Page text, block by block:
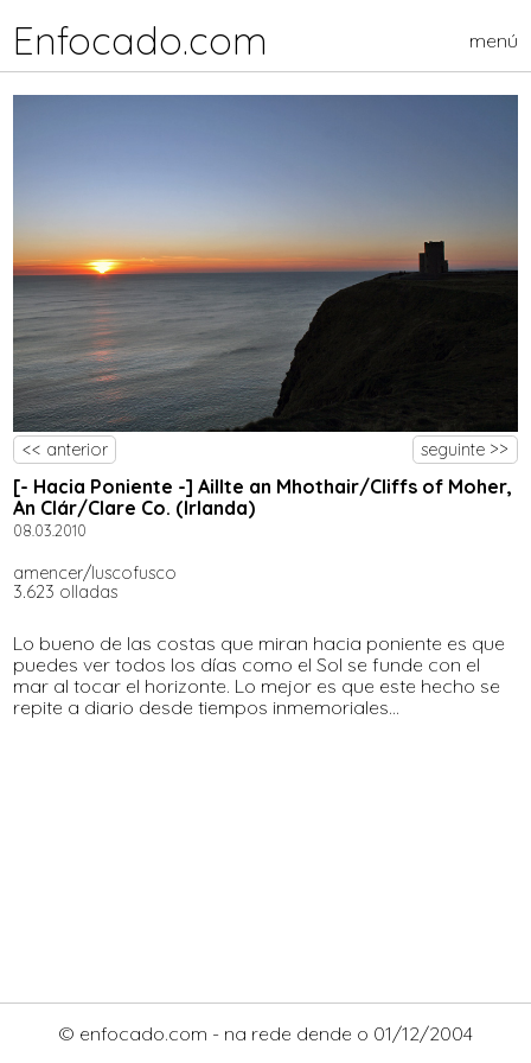
Enfocado.com menú
<< anterior seguinte >>
[- Hacia Poniente -] Aillte an Mhothair/Cliffs of Moher,
An Clár/Clare Co. (Irlanda)
08.03.2010
amencer/luscofusco
3.623 olladas
Lo bueno de las costas que miran hacia poniente es que
puedes ver todos los días como el Sol se funde con el
mar al tocar el horizonte. Lo mejor es que este hecho se
repite a diario desde tiempos inmemoriales...
© enfocado.com - na rede dende o 01/12/2004